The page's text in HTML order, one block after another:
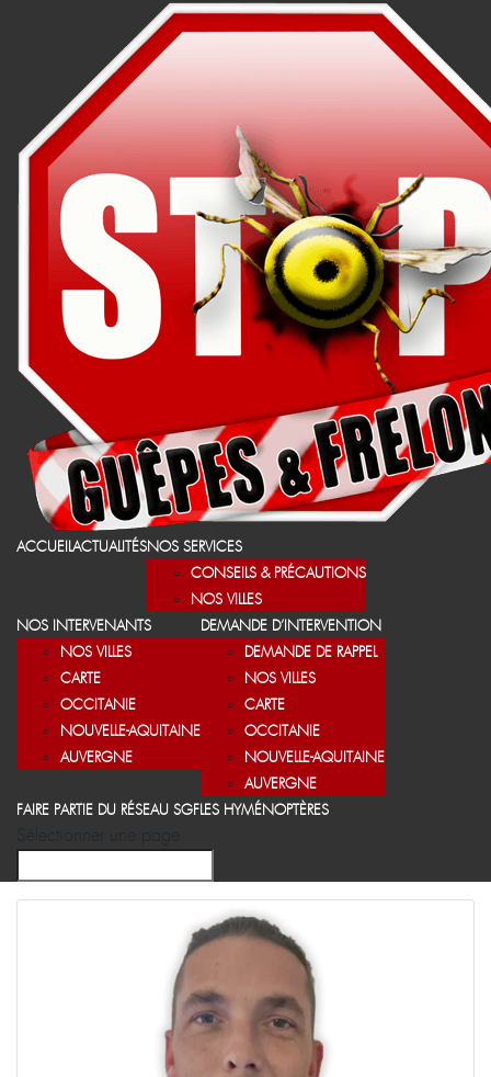
ACCUEILACTUALITÉSNOS SERVICES
CONSEILS & PRÉCAUTIONS
NOS VILLES
NOS INTERVENANTS
NOS VILLES
CARTE
OCCITANIE
NOUVELLE-AQUITAINE
AUVERGNE
DEMANDE D’INTERVENTION
DEMANDE DE RAPPEL
NOS VILLES
CARTE
OCCITANIE
NOUVELLE-AQUITAINE
AUVERGNE
FAIRE PARTIE DU RÉSEAU SGFLES HYMÉNOPTÈRES